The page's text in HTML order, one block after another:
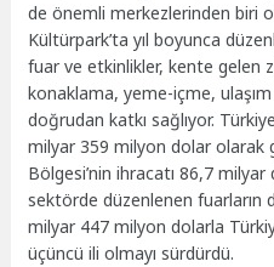
de önemli merkezlerinden biri
Kültürpark’ta yıl boyunca
fuar ve etkinlikler, kente gelen
konaklama, yeme-içme,
doğrudan katkı sağlıyor.
milyar 359 milyon dolar olarak
Bölgesi’nin ihracatı 86,7
sektörde düzenlenen fuarların
milyar 447 milyon dolarla
üçüncü ili olmayı sürdürdü.